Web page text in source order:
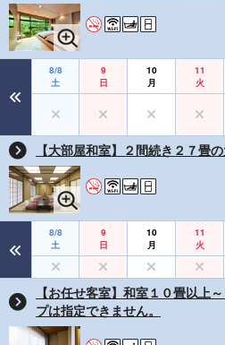
8/8
土
9
日
10
月
11
火
【大部屋和室】２間続き２７畳
8/8
土
9
日
10
月
11
火
【お任せ客室】和室１０畳以上
プは指定できません。